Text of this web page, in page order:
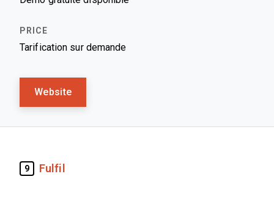
Tarification sur demande
Website
9 Fulfil